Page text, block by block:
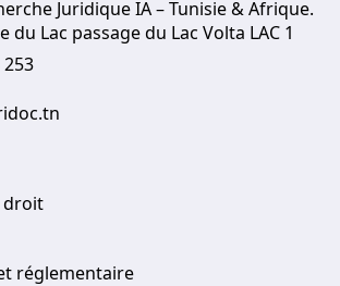
Juridique IA – Tunisie & Afrique.
Lac passage du Lac Volta LAC 1
253
droit
réglementaire